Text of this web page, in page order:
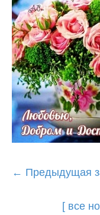
Post
← Предыдущая
[ все